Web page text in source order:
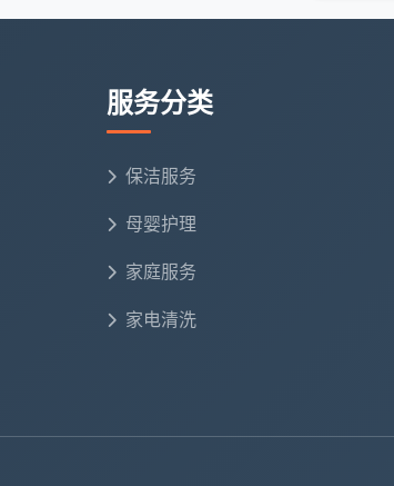
不含电器内部清洁
部的彻底清洁属于深度保洁或
清洁和基础消毒：
服务分类
保洁服务
母婴护理
家庭服务
家电清洗